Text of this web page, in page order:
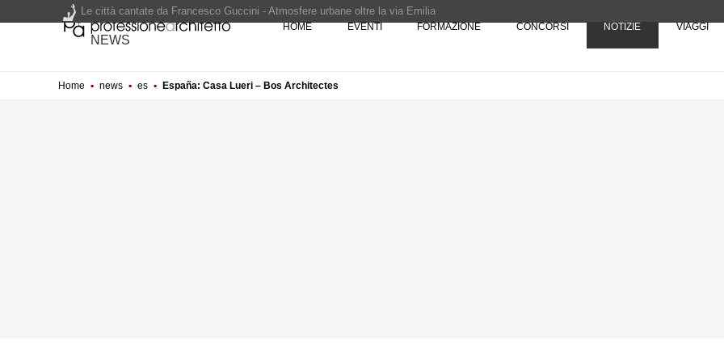
NEWS
HOME EVENTI FORMAZIONE CONCORSI NOTIZIE VIAGGI
Home ▪ news ▪ es ▪ España: Casa Lueri – Bos Architectes
Le città cantate da Francesco Guccini - Atmosfere urbane oltre la via Emilia
Renzo Piano World Tour 2026, ottava edizione in partenza. Rotta verso Ovest - Europa, Stati Uniti e Canada | 22 agosto > 30 settembre